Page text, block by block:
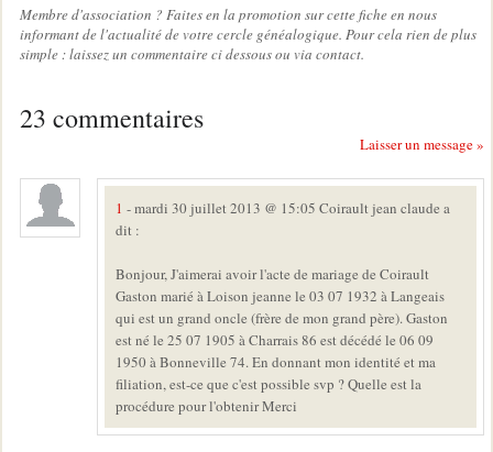
Membre d'association ? Faites en la promotion sur cette fiche en nous
informant de l'actualité de votre cercle généalogique. Pour cela rien de plus
simple : laissez un commentaire ci dessous ou via contact.
23 commentaires
Laisser un message »
1 - mardi 30 juillet 2013 @ 15:05 Coirault jean claude a
dit :
Bonjour, J'aimerai avoir l'acte de mariage de Coirault
Gaston marié à Loison jeanne le 03 07 1932 à Langeais
qui est un grand oncle (frère de mon grand père). Gaston
est né le 25 07 1905 à Charrais 86 est décédé le 06 09
1950 à Bonneville 74. En donnant mon identité et ma
filiation, est-ce que c'est possible svp ? Quelle est la
procédure pour l'obtenir Merci